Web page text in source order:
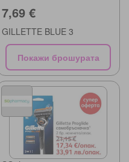
7,69 €
GILLETTE BLUE 3
Покажи брошурата